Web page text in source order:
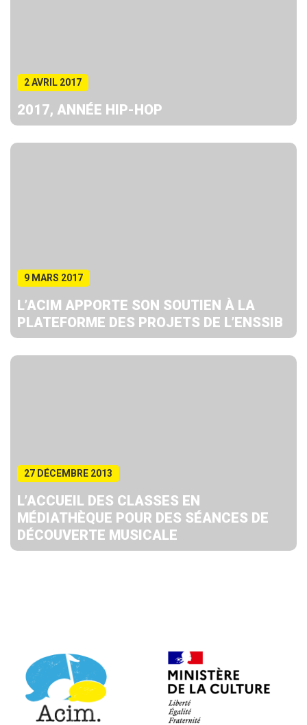
2 AVRIL 2017
2017, ANNÉE HIP-HOP
9 MARS 2017
L’ACIM APPORTE SON SOUTIEN À LA
PLATEFORME DES PROJETS DE L’ENSSIB
27 DÉCEMBRE 2013
L’ACCUEIL DES CLASSES EN
MÉDIATHÈQUE POUR DES SÉANCES DE
DÉCOUVERTE MUSICALE